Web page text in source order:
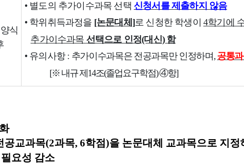
식
• 별도의 추가이수과목 선택 신청서를 제출하지 않음
• 학위취득과정을 [논문대체]로 신청한 학생이4학기에
추가이수과목 선택으로 인정(대신) 함
• 유의사항 : 추가이수과목은 전공과목만 인정하며,공통
[※내규 제 14조(졸업요구학점)④항]
교과목(2과목, 6학점)을 논문대체 교과목으로 지정
요성 감소